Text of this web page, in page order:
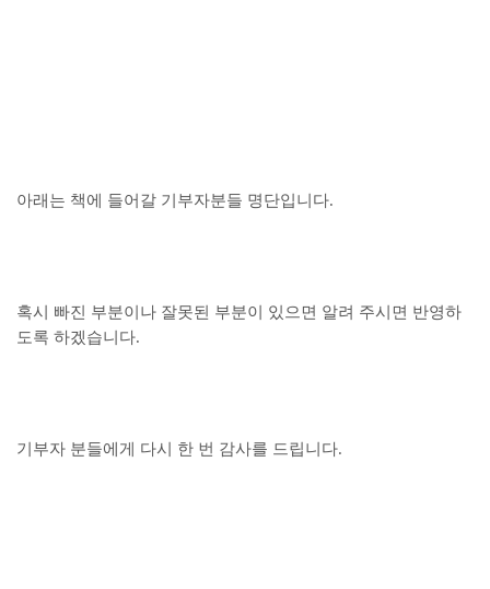
아래는 책에 들어갈 기부자분들 명단입니다.
혹시 빠진 부분이나 잘못된 부분이 있으면 알려 주시면 반영하
도록 하겠습니다.
기부자 분들에게 다시 한 번 감사를 드립니다.